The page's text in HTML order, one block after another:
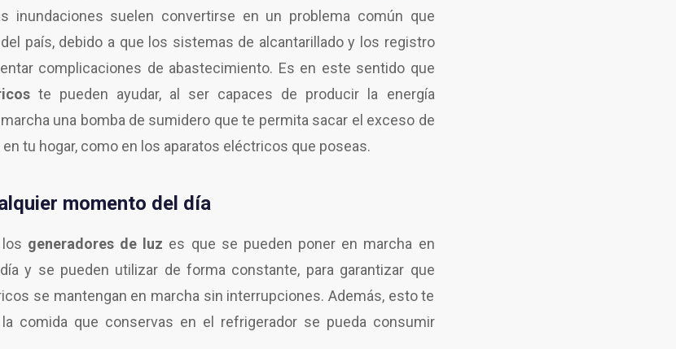
inundaciones suelen convertirse en un problema común que
país, debido a que los sistemas de alcantarillado y los registro
complicaciones de abastecimiento. Es en este sentido que
te pueden ayudar, al ser capaces de producir la energía
una bomba de sumidero que te permita sacar el exceso de
tu hogar, como en los aparatos eléctricos que poseas.
momento del día
generadores de luz es que se pueden poner en marcha en
y se pueden utilizar de forma constante, para garantizar que
se mantengan en marcha sin interrupciones. Además, esto te
comida que conservas en el refrigerador se pueda consumir